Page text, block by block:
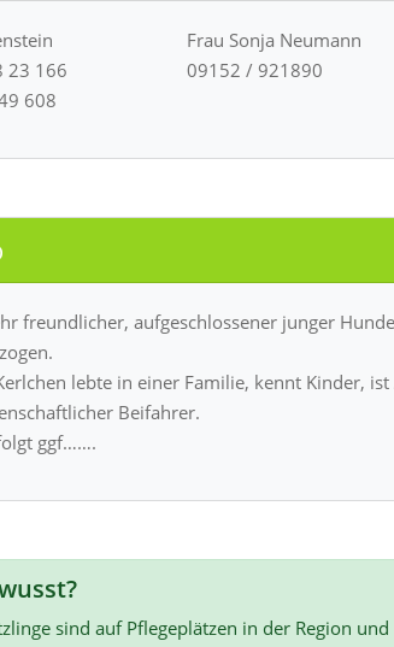
23 166
608
Frau Sonja Neumann
09152 / 921890
freundlicher, aufgeschlossener junger
lebte in einer Familie, kennt Kinder,
Beifahrer.
ggf…….
sind auf Pflegeplätzen in der Region